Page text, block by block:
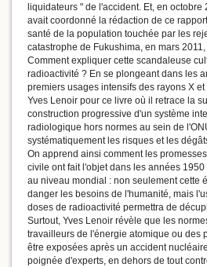
liquidateurs " de l'accident. Et, en octobre
avait coordonné la rédaction de ce
santé de la population touchée par les
catastrophe de Fukushima, en mars
Comment expliquer cette scandaleuse
radioactivité ? En se plongeant dans les
premiers usages intensifs des rayons X
Yves Lenoir pour ce livre où il retrace la
construction progressive d'un système
radiologique hors normes au sein de
systématiquement les risques et les
On apprend ainsi comment les
civile ont fait l'objet dans les années
au niveau mondial : non seulement cette
danger les besoins de l'humanité, mais
doses de radioactivité permettra de
Surtout, Yves Lenoir révèle que les
travailleurs de l'énergie atomique ou des
être exposées après un accident
poignée d'experts, en dehors de tout